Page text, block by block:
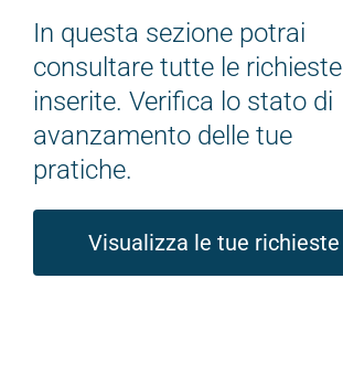
In questa sezione potrai
consultare tutte le richieste
inserite. Verifica lo stato di
avanzamento delle tue
pratiche.
Visualizza le tue richieste